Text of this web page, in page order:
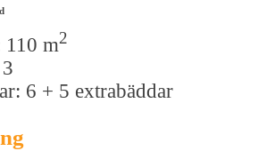
110 m2
6 + 5 extrabäddar